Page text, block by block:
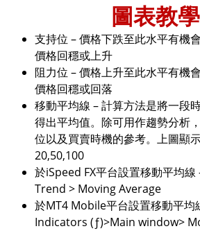
圖表教學
支持位 – 價格下跌至此水平有機
價格回穩或上升
阻力位 – 價格上升至此水平有機
價格回穩或回落
移動平均線 – 計算方法是將一段
得出平均值。除可用作趨勢分析
位以及買賣時機的參考。上圖顯
20,50,100
於iSpeed FX平台設置移動平均
Trend > Moving Average
於MT4 Mobile平台設置移動平均
Indicators (ƒ)>Main window>